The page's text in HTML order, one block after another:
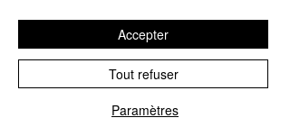
Protection des données
Mentions légales
© Agnès Lingerie – Tous droits
Paramètres
Tout refuser
Accepter